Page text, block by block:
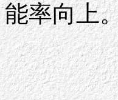
能率向上